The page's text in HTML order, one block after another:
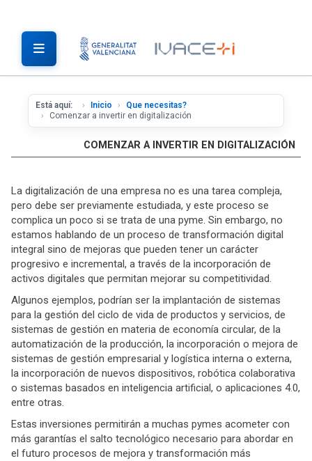
Está aquí: Inicio
Que necesitas?
Comenzar a invertir en digitalización
COMENZAR A INVERTIR EN DIGITALIZACIÓN
La digitalización de una empresa no es una tarea compleja,
pero debe ser previamente estudiada, y este proceso se
complica un poco si se trata de una pyme. Sin embargo, no
estamos hablando de un proceso de transformación digital
integral sino de mejoras que pueden tener un carácter
progresivo e incremental, a través de la incorporación de
activos digitales que permitan mejorar su competitividad.
Algunos ejemplos, podrían ser la implantación de sistemas
para la gestión del ciclo de vida de productos y servicios, de
sistemas de gestión en materia de economía circular, de la
automatización de la producción, la incorporación o mejora de
sistemas de gestión empresarial y logística interna o externa,
la incorporación de nuevos dispositivos, robótica colaborativa
o sistemas basados en inteligencia artificial, o aplicaciones 4.0,
entre otras.
Estas inversiones permitirán a muchas pymes acometer con
más garantías el salto tecnológico necesario para abordar en
el futuro procesos de mejora y transformación más